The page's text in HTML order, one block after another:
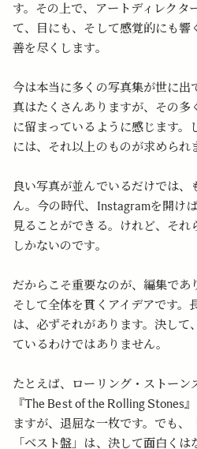
す。その上で、アートディレクタ
て、目にも、そして感覚的にも響
善を尽くします。
今は本当に多くの写真集が世に出
真はたくさんありますが、その多
に留まっているように感じます。
には、それ以上のものが求められ
良い写真が並んでいるだけでは、
ん。今の時代、Instagramを開け
見ることができる。けれど、それ
しかないのです。
だからこそ重要なのが、編集であ
そして全体を貫くアイデアです。
は、必ずそれがあります。決して
ているわけではありません。
たとえば、ローリング・ストーン
『The Best of the Rolling Stones
ますが、退屈な一枚です。でも、
「ベスト盤」は、決して面白くは